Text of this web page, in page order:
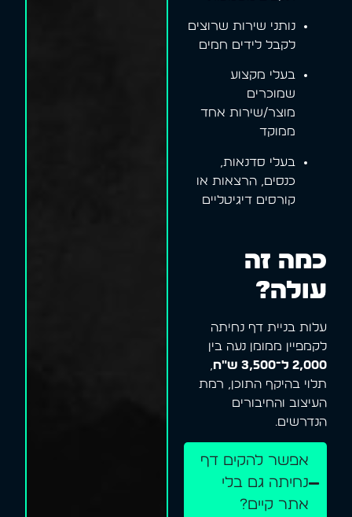
נותני שירות שרוצים
לקבל לידים חמים
בעלי מקצוע
שמוכרים
מוצר/שירות אחד
ממוקד
בעלי סדנאות,
כנסים, הרצאות או
קורסים דיגיטליים
כמה זה
עולה?
עלות בניית דף נחיתה
לקמפיין ממומן נעה בין
2,000 ל־3,500 ש"ח
תלוי בהיקף התוכן, רמת
העיצוב והחיבורים
הנדרשים.
אפשר להקים דף
נחיתה גם בלי
אתר קיים?